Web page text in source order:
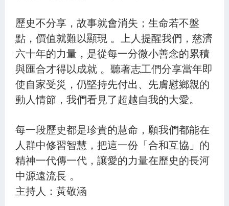
歷史不分享，故事就會消失；生命若不盤
點，價值就難以顯現 。上人提醒我們，慈濟
六十年的力量，是從每一分微小善念的累積
與匯合才得以成就 。聽著志工們分享當年即
使自家受災，仍堅持先付出、先膚慰鄉親的
動人情節，我們看見了超越自我的大愛。
每一段歷史都是珍貴的慧命，願我們都能在
人群中修習智慧，把這一份「合和互協」的
精神一代傳一代，讓愛的力量在歷史的長河
中源遠流長 。
主持人：黃敬涵